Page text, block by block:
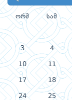
ორშ სამ
3 4
10 11
17 18
24 25